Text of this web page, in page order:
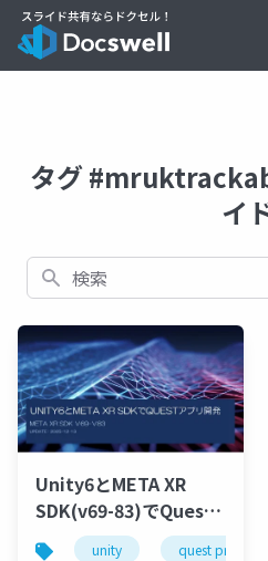
タグ
イ
検索
Unity6とMETA XR
SDK(v69-83)でQuest
アプリ開発
unity quest pro